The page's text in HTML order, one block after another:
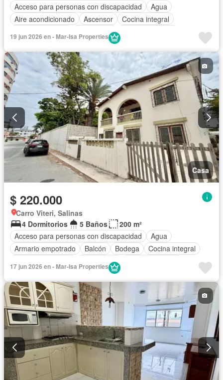
Acceso para personas con discapacidad
Agua
Aire acondicionado
Ascensor
Cocina integral
Electricidad
Gas natural
Gimnasio Garita de guardianía
Jacuzzi
Jardín Patio Piscina Conserje
Sauna
Seguridad
Wifi Parcialmente amoblado
19 jun 2026 en - Mar-Isa Properties
Casa
$ 220.000
Carro Viteri, Salinas
4 Dormitorios
5 Baños
200 m²
Acceso para personas con discapacidad
Agua
Armario empotrado
Balcón Bodega
Cocina integral
Electricidad
Internet
Patio Wifi
17 jun 2026 en - Mar-Isa Properties